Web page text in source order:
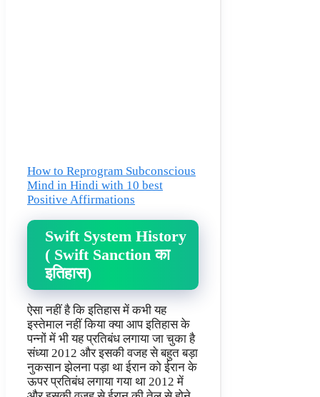
How to Reprogram Subconscious
Mind in Hindi with 10 best
Positive Affirmations
Swift System History
( Swift Sanction का
इतिहास)
ऐसा नहीं है कि इतिहास में कभी यह
इस्तेमाल नहीं किया क्या आप इतिहास के
पन्नों में भी यह प्रतिबंध लगाया जा चुका है
संध्या 2012 और इसकी वजह से बहुत बड़ा
नुकसान झेलना पड़ा था ईरान को ईरान के
ऊपर प्रतिबंध लगाया गया था 2012 में